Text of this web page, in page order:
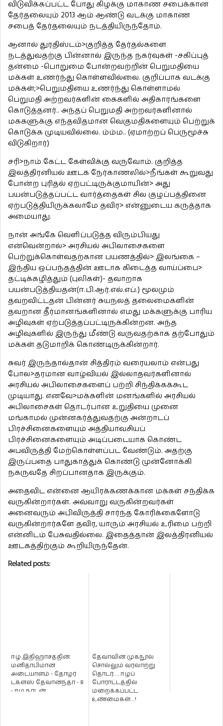
விடுவிக்கப்பட்ட போது கிழக்கு மாகாண சபைக்கான
தேர்தலையும் 2013 ஆம் ஆண்டு வடக்கு மாகாண
சபைத் தேர்தலையும் நடத்தியிருந்தோம்.
ஆனால் துரதிஸ்டம்>குறித்த தேர்தல்களை
நடத்துவதற்கு பின்னால் இருந்த நகர்வுகள் -சகிப்புத்
தன்மை -பொறுமை போன்றவற்றின் பெறுமதியை
மக்கள் உணர்ந்து கொள்ளவில்லை. குறிப்பாக வடக்கு
மக்கள்;>பெறுமதியை உணர்ந்து கொள்ளாமல்
பெறுமதி அற்றவர்களின் கைகளில் அதிகாரங்களை
கொடுத்தனர்.. அந்தப் பெறுமதி அற்றவர்களினால்
மககளுக்கு எந்தவிதமான வெகுமதிகளையும் பெற்றுக்
கொடுக்க முடியவில்லை. ம்ம்ம.. (ஏமாற்றப் பெருமூச்சு
விடுகிறார்)
சரி>நாம் கேட்ட கேள்விக்கு வருவோம். குறித்த
இலத்திரனியல் ஊடக நேர்காணலில்>நீங்கள் கூறுவது
போன்ற புரிதல் ஏற்பட்டிருக்குமாயின்> அது
பயன்படுத்தப்பட்ட வார்த்தைகள் சில குழப்பத்தினை
ஏற்படுத்தியிருக்கலாமே தவிர> என்னுடைய கருத்தாக
அமையாது.
நான் அங்கே வெளிப்படுத்த விரும்பியது
என்வென்றால்> அரசியல் அபிலாசைகளை
பெற்றுக்கொள்வதற்கான பயணத்தில்> இலங்கை –
இந்திய ஒப்பந்தத்தின் ஊடாக கிடைத்த வாய்ப்பை>
தட்டிக்கழித்தும் (புலிகள்)- தவாறாக
பயன்படுத்தியதன்(ஈ.பி.ஆர்.எல்.எப்.) மூலமும்
தவறவிட்டதன் பின்னர் சுயநலத் தலைமைகளின்
தவறான தீர்மானங்களினால் எமது மக்களுக்கு பாரிய
அழிவுகள் ஏற்படுத்தப்பட்டிருக்கின்றன. அந்த
அழிவுகளில் இருந்து மீண்டு வருவதற்காக தற்போதும்
மக்கள் தடுமாறிக் கொண்டிருக்கின்றார்.
சுவர் இருந்தால்தான் சித்திரம் வரையலாம் என்பது
போல>தரமான வாழ்வியல் இல்லாதவர்களினால்
அரசியல் அபிலாசைகளைப் பற்றி சிந்திக்கக்கூட
முடியாது. எனவே>மக்களின் மனங்களில் அரசியல்
அபிலாசைகள் தொடர்பான உறுதியை முனை
மங்காமல் முன்னகர்த்துவதற்கு அன்றாடப்
பிரச்சினைகளையும் அத்தியாவசியப்
பிரச்சினைகளையும் அடிப்படையாக கொண்ட
அபவிருத்தி மேற்கொள்ளப்பட வேண்டும். அதற்கு
இருப்பதை பாதுகாத்துக் கொண்டு முன்னோக்கி
நகருவதே சிறப்பானதாக இருக்கும்.
அதைவிட என்னை ஆயிரக்கணக்கான மக்கள் சந்திக்க
வருகின்றார்கள். அவ்வாறு வருகின்றவர்கள்
அனைவரும் அபிவிருத்தி சார்ந்த கோரிக்கைளோடு
வருகின்றார்களே தவிர, யாரும் அரசியல் உரிமை பற்றி
என்னிடம் பேசுவதில்லை. இதைத்தான் இலத்திரனியல்
ஊடகத்திற்கும் கூறியிருந்தேன்.
Related posts:
ஈழ இதிஹாசத்தின்
மனிதாபிமான
அடையாளம் - தோழர்
டக்ளஸ் தேவானந்தா - 8
- ஈழ நாடன்
தேவாவின் முகநூல்
சொல்லும் வரலாற்று
தொடர்…. ஈழப்
போராட்டத்தில்
மறைக்கப்பட்ட
உண்மைகள்…!